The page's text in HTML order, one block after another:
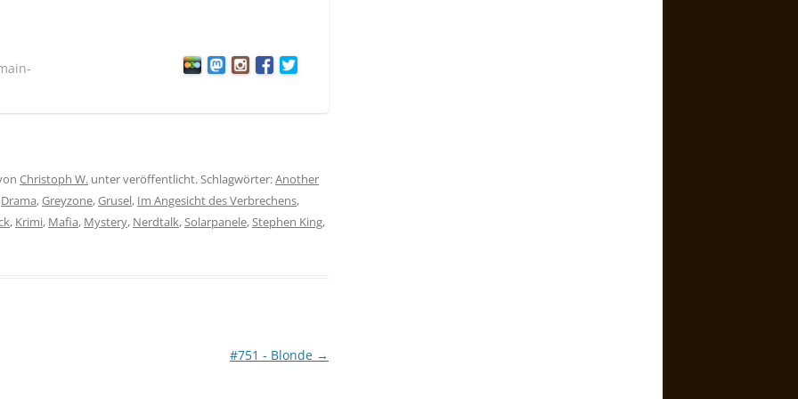
Christoph W. unter veröffentlicht. Schlagwörter:Another
Drama,Greyzone,Grusel, Im Angesicht des Verbrechens,
, Krimi, Mafia, Mystery, Nerdtalk,Solarpanele,Stephen King,
#751 - Blonde →